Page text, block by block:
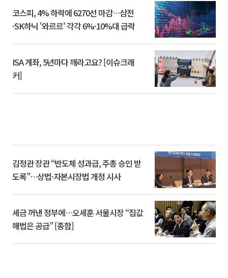
코스피, 4% 하락에 6270선 마감…삼전
·SK하닉 '와르르' 각각 6%·10%대 급락
ISA 계좌, 5년마다 깨라고요? [이슈크래
커]
김정관 장관 “반도체 성과급, 주총 승인 받
도록”…상법·자본시장법 개정 시사
세금 꺼낸 정부에…오세훈 서울시장 “집값
해법은 공급” [종합]